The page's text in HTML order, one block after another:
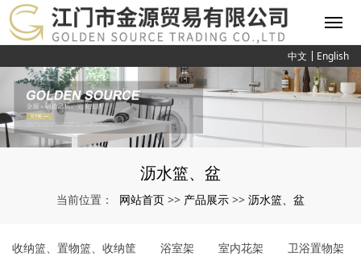
中文 English
沥水篮、盆
当前位置： 网站首页 >> 产品展示 >> 沥水篮、盆
收纳篮、置物篮、收纳筐 浴室架 室内花架 卫浴置物架